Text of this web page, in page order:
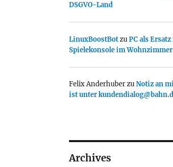
DSGVO-Land
LinuxBoostBotzuPC als
Spielekonsole im Wohnzimmer
Felix AnderhuberzuNotiz an
ist unter
Archives